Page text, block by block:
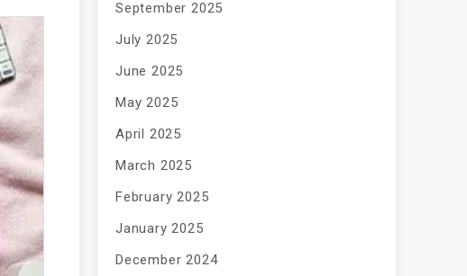
September 2025
July 2025
June 2025
May 2025
April 2025
March 2025
February 2025
January 2025
December 2024